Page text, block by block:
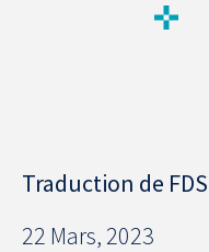
Traduction de FDS
22 Mars, 2023